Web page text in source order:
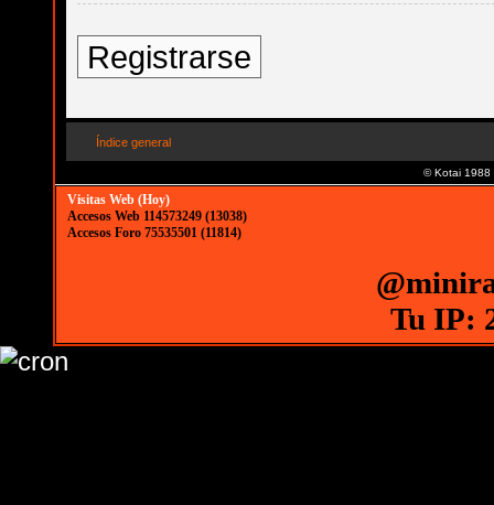
Registrarse
Índice general
© Kotai 1988
Visitas Web (Hoy)
Accesos Web 114573249 (13038)
Accesos Foro 75535501 (11814)
Tu IP: